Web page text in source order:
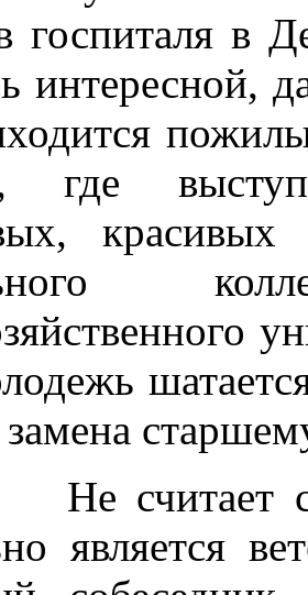
госпиталя в
интересной,
где
Не считает
является